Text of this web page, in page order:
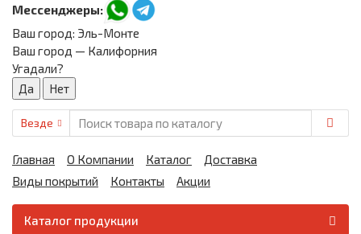
Мессенджеры:
Ваш город: Эль-Монте
Ваш город — Калифорния
Угадали?
Везде
Главная О Компании Каталог
Доставка
Виды покрытий
Контакты Акции
Каталог продукции